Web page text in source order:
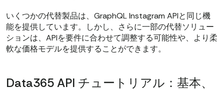
いくつかの代替製品は、GraphQL Instagram APIと同じ機
能を提供しています。しかし、さらに一部の代替ソリュー
ションは、APIを要件に合わせて調整する可能性や、より柔
軟な価格モデルを提供することができます。
Data365 API チュートリアル：基本、